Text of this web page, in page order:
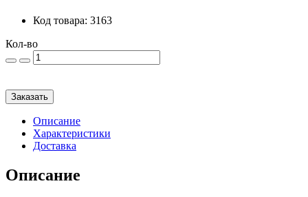
Код товара: 3163
Кол-во
Заказать
Описание
Характеристики
Доставка
Описание